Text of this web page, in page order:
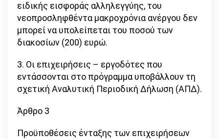
ειδικής εισφοράς αλληλεγγύης, του
νεοπροσληφθέντα μακροχρόνια ανέργου δεν
μπορεί να υπολείπεται του ποσού των
διακοσίων (200) ευρώ.
3. Οι επιχειρήσεις – εργοδότες που
εντάσσονται στο πρόγραμμα υποβάλλουν τη
σχετική Αναλυτική Περιοδική Δήλωση (ΑΠΔ).
Άρθρο 3
Προϋποθέσεις ένταξης των επιχειρήσεων